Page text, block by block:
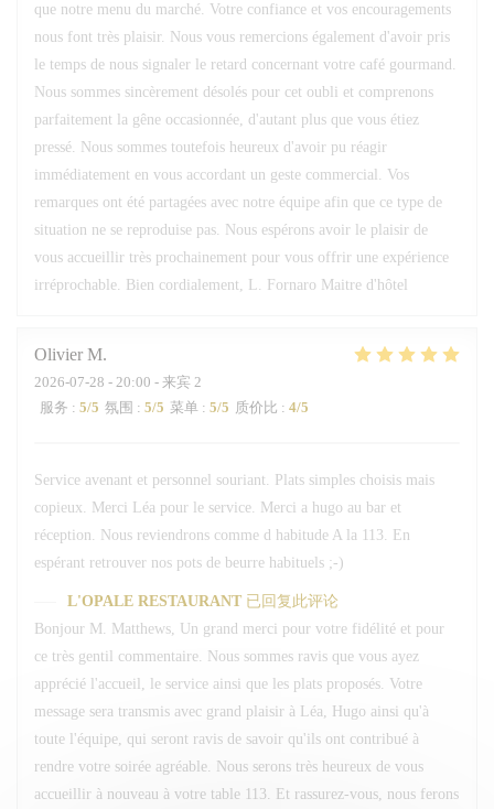
que notre menu du marché. Votre confiance et vos encouragements
nous font très plaisir. Nous vous remercions également d'avoir pris
le temps de nous signaler le retard concernant votre café gourmand.
Nous sommes sincèrement désolés pour cet oubli et comprenons
parfaitement la gêne occasionnée, d'autant plus que vous étiez
pressé. Nous sommes toutefois heureux d'avoir pu réagir
immédiatement en vous accordant un geste commercial. Vos
remarques ont été partagées avec notre équipe afin que ce type de
situation ne se reproduise pas. Nous espérons avoir le plaisir de
vous accueillir très prochainement pour vous offrir une expérience
irréprochable. Bien cordialement, L. Fornaro Maitre d'hôtel
Olivier M
2026-07-28 - 20:00 - 来宾 2
服务 : 5/5 氛围 : 5/5 菜单 : 5/5 质价比 : 4/5
Service avenant et personnel souriant. Plats simples choisis mais
copieux. Merci Léa pour le service. Merci a hugo au bar et
réception. Nous reviendrons comme d habitude A la 113. En
espérant retrouver nos pots de beurre habituels ;-)
L'OPALE RESTAURANT 已回复此评论
Bonjour M. Matthews, Un grand merci pour votre fidélité et pour
ce très gentil commentaire. Nous sommes ravis que vous ayez
apprécié l'accueil, le service ainsi que les plats proposés. Votre
message sera transmis avec grand plaisir à Léa, Hugo ainsi qu'à
toute l'équipe, qui seront ravis de savoir qu'ils ont contribué à
rendre votre soirée agréable. Nous serons très heureux de vous
accueillir à nouveau à votre table 113. Et rassurez-vous, nous ferons